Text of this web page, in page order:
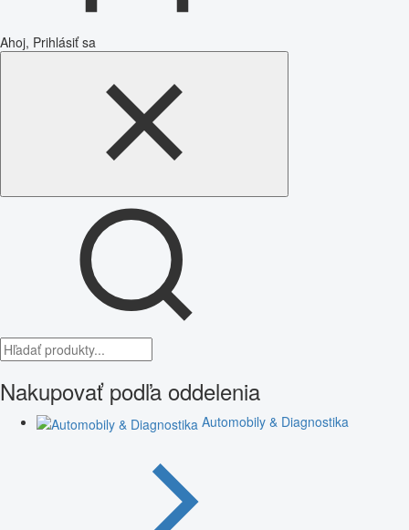
Ahoj, Prihlásiť sa
Nakupovať podľa oddelenia
Automobily & Diagnostika